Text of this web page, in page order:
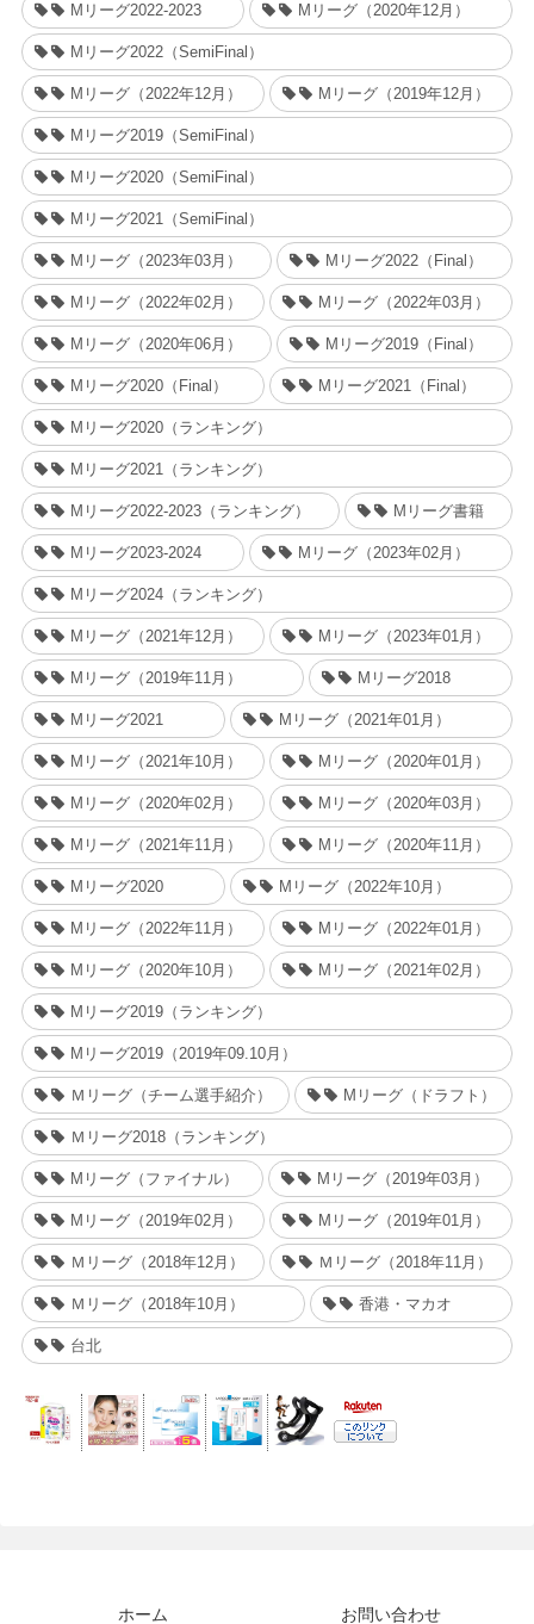
Mリーグ2022-2023 Mリーグ（2020年12月）
Mリーグ2022（SemiFinal）
Mリーグ（2022年12月） Mリーグ（2019年12月）
Mリーグ2019（SemiFinal）
Mリーグ2020（SemiFinal）
Mリーグ2021（SemiFinal）
Mリーグ（2023年03月） Mリーグ2022（Final）
Mリーグ（2022年02月） Mリーグ（2022年03月）
Mリーグ（2020年06月） Mリーグ2019（Final）
Mリーグ2020（Final） Mリーグ2021（Final）
Mリーグ2020（ランキング）
Mリーグ2021（ランキング）
Mリーグ2022-2023（ランキング） Mリーグ書籍
Mリーグ2023-2024 Mリーグ（2023年02月）
Mリーグ2024（ランキング）
Mリーグ（2021年12月） Mリーグ（2023年01月）
Mリーグ（2019年11月） Mリーグ2018
Mリーグ2021 Mリーグ（2021年01月）
Mリーグ（2021年10月） Mリーグ（2020年01月）
Mリーグ（2020年02月） Mリーグ（2020年03月）
Mリーグ（2021年11月） Mリーグ（2020年11月）
Mリーグ2020 Mリーグ（2022年10月）
Mリーグ（2022年11月） Mリーグ（2022年01月）
Mリーグ（2020年10月） Mリーグ（2021年02月）
Mリーグ2019（ランキング）
Mリーグ2019（2019年09.10月）
Ｍリーグ（チーム選手紹介） Mリーグ（ドラフト）
Ｍリーグ2018（ランキング）
Mリーグ（ファイナル） Mリーグ（2019年03月）
Mリーグ（2019年02月） Mリーグ（2019年01月）
Ｍリーグ（2018年12月） Ｍリーグ（2018年11月）
Ｍリーグ（2018年10月） 香港・マカオ
台北
ホーム お問い合わせ